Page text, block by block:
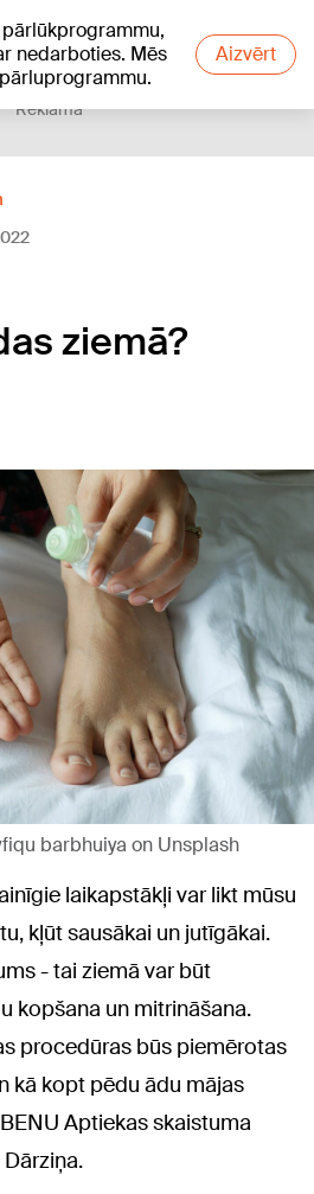
nedarboties. Mēs
Aizvērt
Reklāma
ziemā?
barbhuiya on Unsplash
laikapstākļi var likt mūsu
kļūt sausākai un jutīgākai.
- tai ziemā var būt
kopšana un mitrināšana.
procedūras būs piemērotas
kā kopt pēdu ādu mājas
Aptiekas skaistuma